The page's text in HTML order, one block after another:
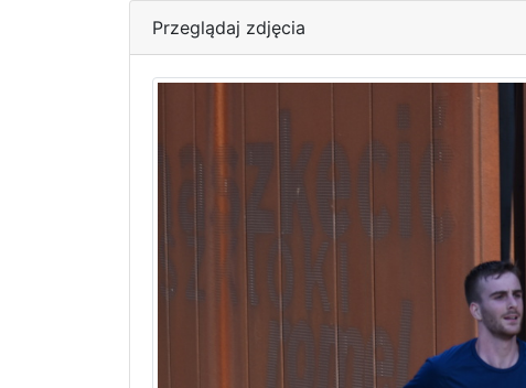
Przeglądaj zdjęcia